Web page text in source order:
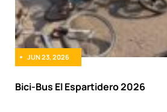
JUN 23, 2026
Bici-Bus El Espartidero 2026